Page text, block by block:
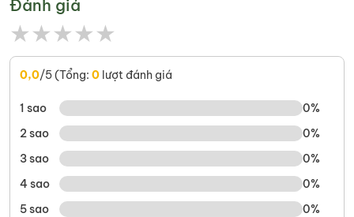
Đánh giá
★★★★★
0,0/5 (Tổng: 0 lượt đánh giá
1 sao
0%
2 sao
0%
3 sao
0%
4 sao
0%
5 sao
0%